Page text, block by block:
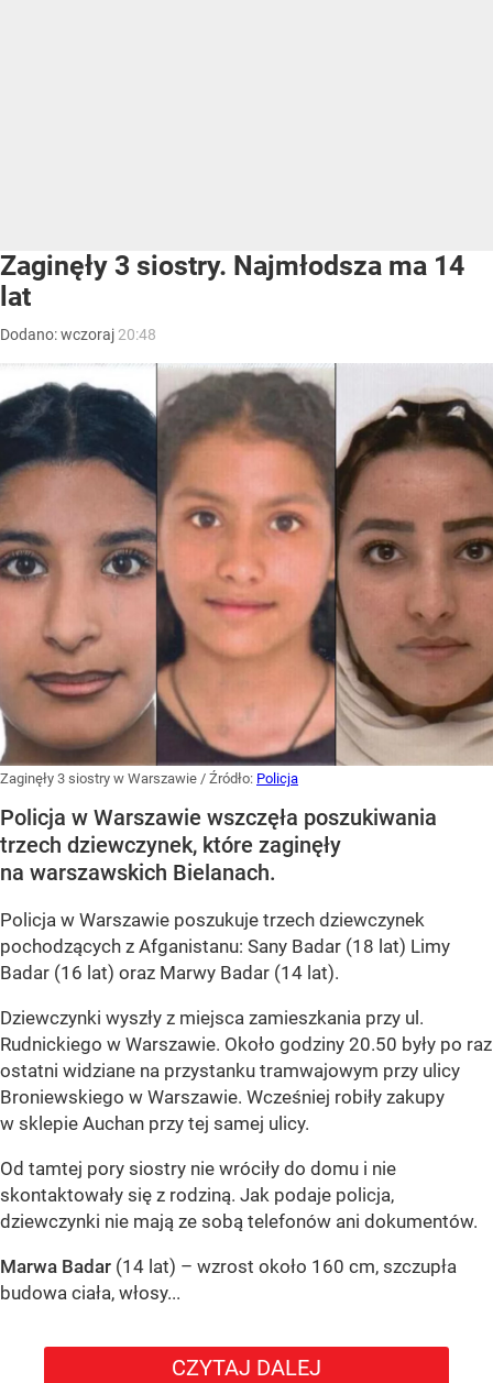
Zaginęły 3 siostry. Najmłodsza ma 14
lat
Dodano:wczoraj 20:48
Zaginęły 3 siostry w Warszawie / Źródło: Policja
Policja w Warszawie wszczęła poszukiwania
trzech dziewczynek, które zaginęły
na warszawskich Bielanach.
Policja w Warszawie poszukuje trzech dziewczynek
pochodzących z Afganistanu: Sany Badar (18 lat) Limy
Badar (16 lat) oraz Marwy Badar (14 lat).
Dziewczynki wyszły z miejsca zamieszkania przy ul.
Rudnickiego w Warszawie. Około godziny 20.50 były po raz
ostatni widziane na przystanku tramwajowym przy ulicy
Broniewskiego w Warszawie. Wcześniej robiły zakupy
w sklepie Auchan przy tej samej ulicy.
Od tamtej pory siostry nie wróciły do domu i nie
skontaktowały się z rodziną. Jak podaje policja,
dziewczynki nie mają ze sobą telefonów ani dokumentów.
Marwa Badar (14 lat) – wzrost około 160 cm, szczupła
budowa ciała, włosy...
CZYTAJ DALEJ